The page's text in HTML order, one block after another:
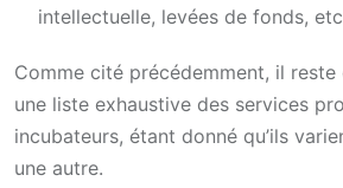
intellectuelle, levées de fonds,
Comme cité précédemment, il
une liste exhaustive des services
incubateurs, étant donné qu’ils
une autre.